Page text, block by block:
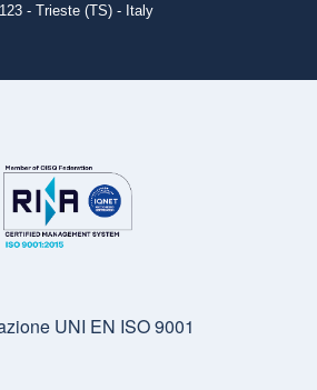
- Trieste (TS) - Italy
UNI EN ISO 9001